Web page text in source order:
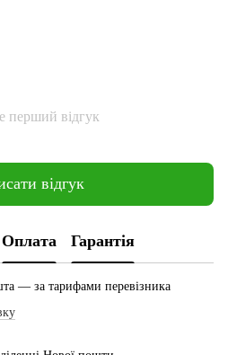
перший відгук
відгук
Оплата Гарантія
— за тарифами перевізника